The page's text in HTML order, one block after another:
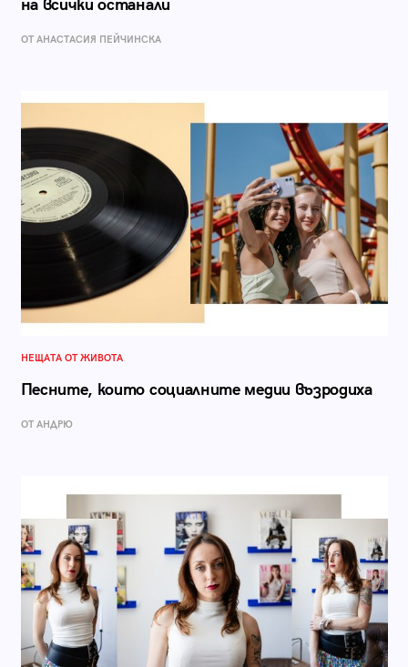
на всички останали
ОТ AНАСТАСИЯ ПЕЙЧИНСКА
НЕЩАТА ОТ ЖИВОТА
Песните, които социалните медии възродиха
ОТ АНДРЮ